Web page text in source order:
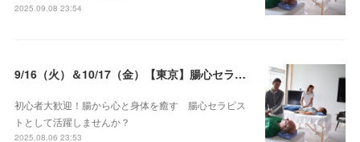
2025.09.08 23:54
9/16（火）＆10/17（金）【東京】腸心セラピスト養成コース《２日間コース》開講決定
初心者大歓迎！腸から心と身体を癒す 腸心セラピス
トとして活躍しませんか？
2025.08.06 23:53